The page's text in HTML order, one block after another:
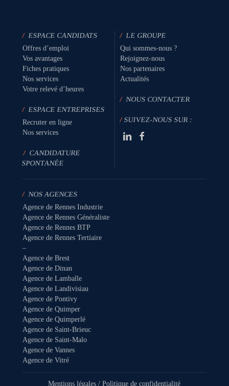
/ ESPACE CANDIDATS
Offres d’emploi
Vos avantages
Fiches pratiques
Nos services
Votre relevé d’heures
/ ESPACE ENTREPRISES
Recruter en ligne
Nos services
/ CANDIDATURE
SPONTANÉE
/ LE GROUPE
Qui sommes-nous ?
Rejoignez-nous
Nos partenaires
Actualités
/NOUS CONTACTER
/SUIVEZ-NOUS SUR :
/ NOS AGENCES
Agence de Rennes Industrie
Agence de Rennes Généraliste
Agence de Rennes BTP
Agence de Rennes Tertiaire
–
Agence de Brest
Agence de Dinan
Agence de Lamballe
Agence de Landivisiau
Agence de Pontivy
Agence de Quimper
Agence de Quimperlé
Agence de Saint-Brieuc
Agence de Saint-Malo
Agence de Vannes
Agence de Vitré
Mentions légales /Politique de confidentialité